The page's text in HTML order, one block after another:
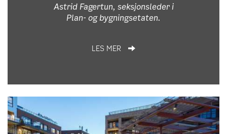
Astrid Fagertun, seksjonsleder i
Plan- og bygningsetaten.
LES MER